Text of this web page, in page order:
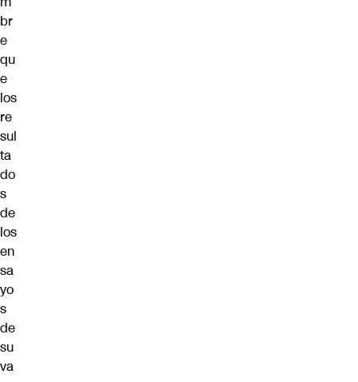
br
e
qu
e
los
re
sul
ta
do
s
de
los
en
sa
yo
s
de
su
va